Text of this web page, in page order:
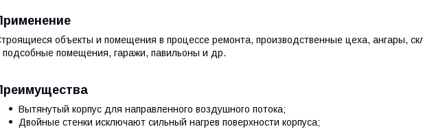
объекты и помещения в процессе ремонта, производственные цеха, ангары,
подсобные помещения, гаражи, павильоны и др.
Вытянутый корпус для направленного воздушного потока;
Двойные стенки исключают сильный нагрев поверхности корпуса;